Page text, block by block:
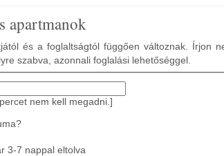
apartmanok
és a foglaltságtól függően változnak. Írjon
szabva, azonnali foglalási lehetőséggel.
nem kell megadni.]
3-7 nappal eltolva